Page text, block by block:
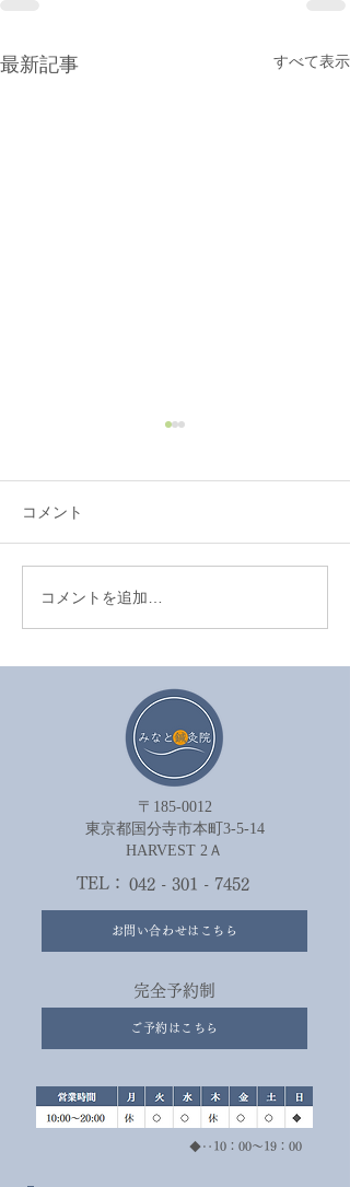
最新記事 すべて表示
眼精疲労を鍼治療でやわ
らげる方法
コメント
コメントを追加…
〒185-0012
​東京都国分寺市本町3-5-14
HARVEST 2Ａ​
TEL： 042 - 301 - 7452
お問い合わせはこちら
完全予約制
ご予約はこちら
◆‥10：00～19：00